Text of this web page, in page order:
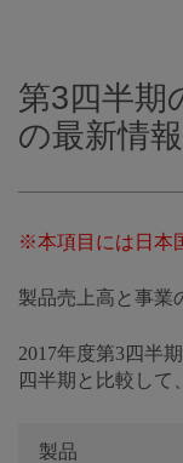
第3四半期
の最新情報
※本項目には日本
製品売上高と事業
2017年度第3四半
四半期と比較して
製品